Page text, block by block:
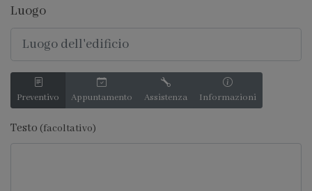
Luogo
Preventivo Appuntamento Assistenza Informazioni
Testo (facoltativo)